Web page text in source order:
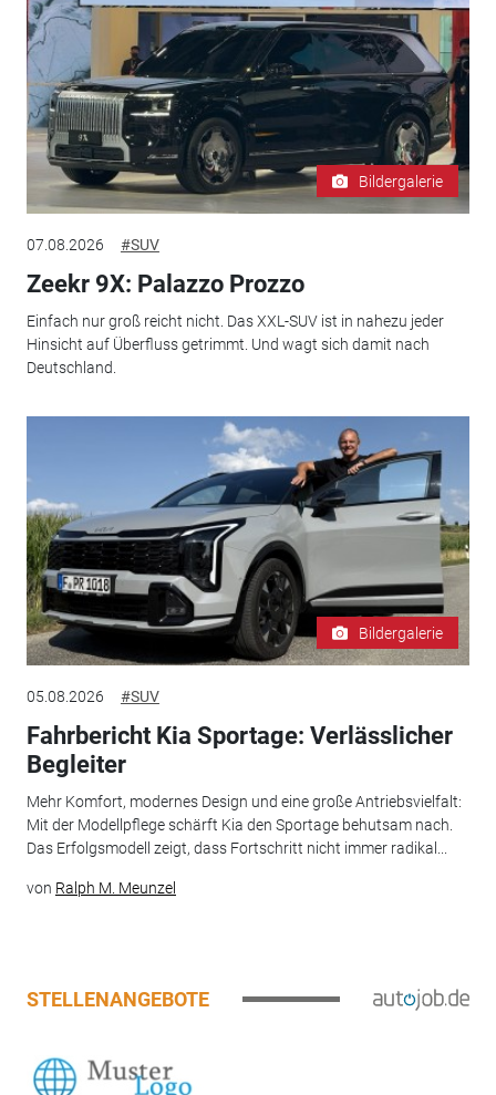
Bildergalerie
07.08.2026 #SUV
Zeekr 9X: Palazzo Prozzo
Einfach nur groß reicht nicht. Das XXL-SUV ist in nahezu jeder
Hinsicht auf Überfluss getrimmt. Und wagt sich damit nach
Deutschland.
Bildergalerie
05.08.2026 #SUV
Fahrbericht Kia Sportage: Verlässlicher
Begleiter
Mehr Komfort, modernes Design und eine große Antriebsvielfalt:
Mit der Modellpflege schärft Kia den Sportage behutsam nach.
Das Erfolgsmodell zeigt, dass Fortschritt nicht immer radikal...
von Ralph M. Meunzel
STELLENANGEBOTE